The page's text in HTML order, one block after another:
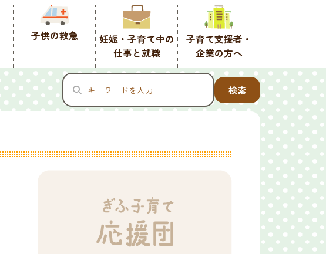
子供の救急
妊娠・子育て中の
仕事と就職
子育て支援者・
企業の方へ
検索